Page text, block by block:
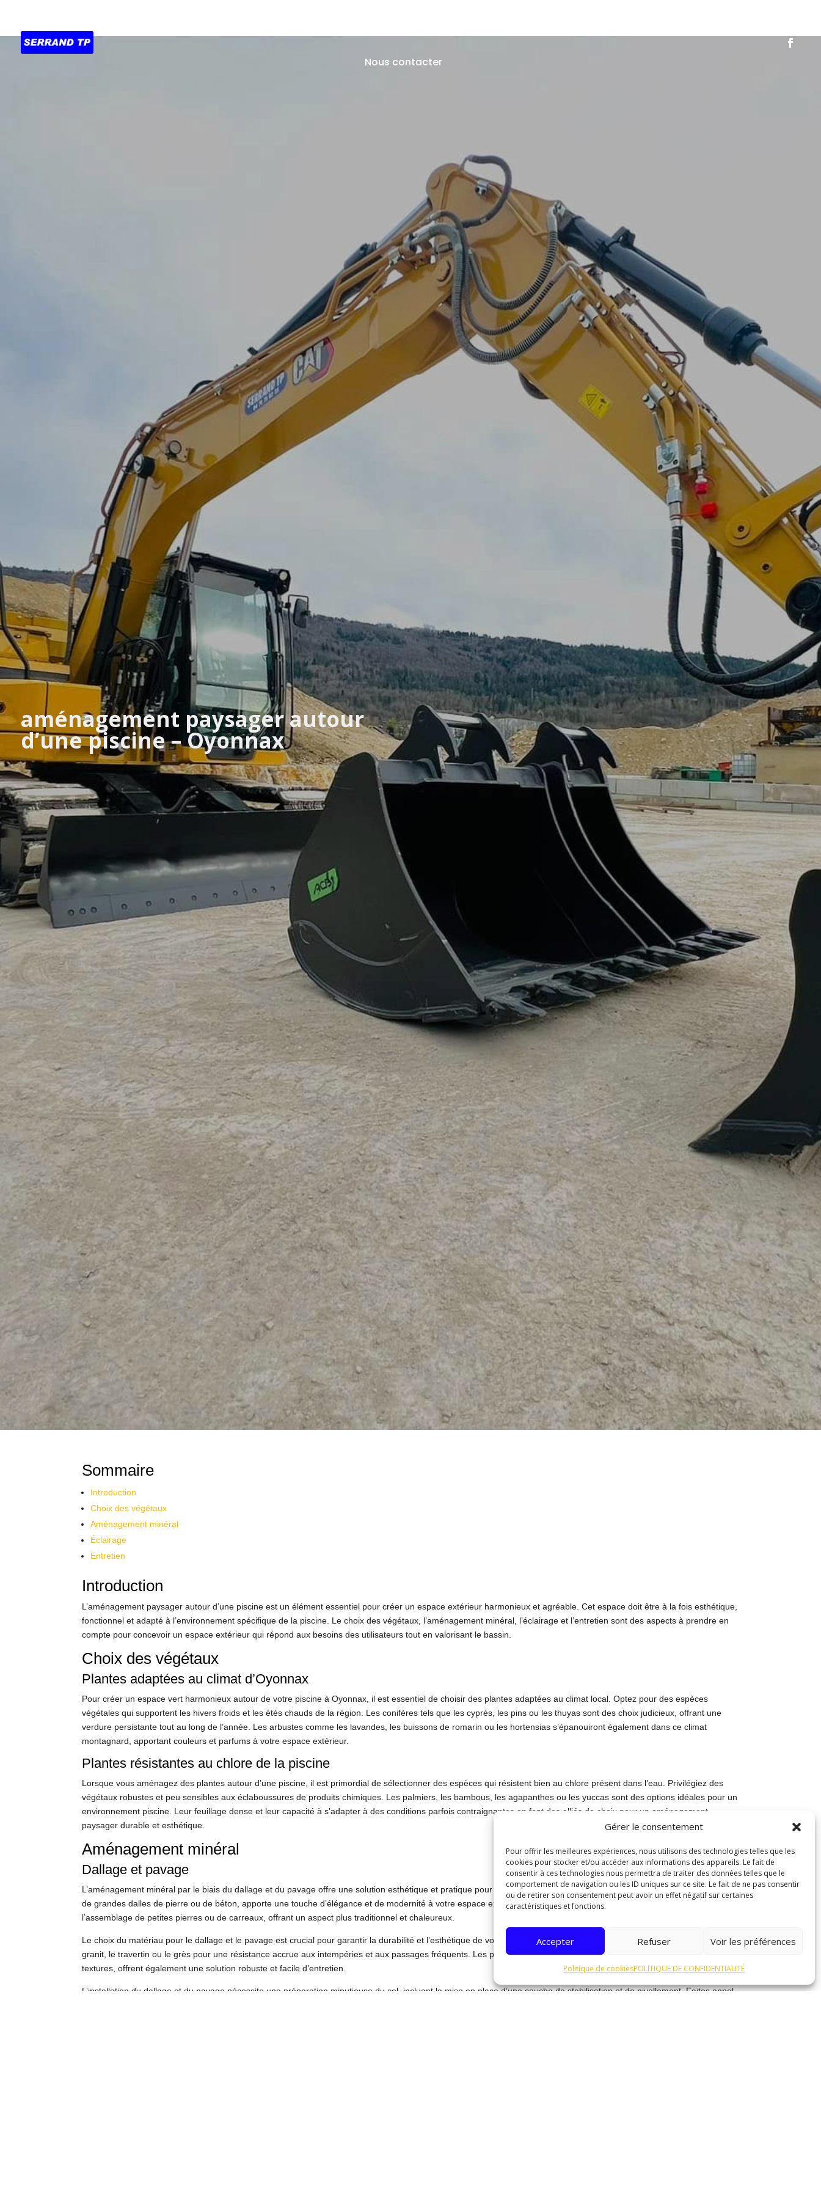
Gérer le consentement
Pour offrir les meilleures expériences, nous utilisons des technologies telles que les
cookies pour stocker et/ou accéder aux informations des appareils. Le fait de
consentir à ces technologies nous permettra de traiter des données telles que le
comportement de navigation ou les ID uniques sur ce site. Le fait de ne pas consentir
ou de retirer son consentement peut avoir un effet négatif sur certaines
caractéristiques et fonctions.
Accepter Refuser Voir les préférences
Politique de cookiesPOLITIQUE DE CONFIDENTIALITÉ
Nous contacter
aménagement paysager autour
d’une piscine – Oyonnax
Sommaire
Introduction
Choix des végétaux
Aménagement minéral
Éclairage
Entretien
Introduction
L’aménagement paysager autour d’une piscine est un élément essentiel pour créer un espace extérieur harmonieux et agréable. Cet espace doit être à la fois esthétique,
fonctionnel et adapté à l’environnement spécifique de la piscine. Le choix des végétaux, l’aménagement minéral, l’éclairage et l’entretien sont des aspects à prendre en
compte pour concevoir un espace extérieur qui répond aux besoins des utilisateurs tout en valorisant le bassin.
Choix des végétaux
Plantes adaptées au climat d’Oyonnax
Pour créer un espace vert harmonieux autour de votre piscine à Oyonnax, il est essentiel de choisir des plantes adaptées au climat local. Optez pour des espèces
végétales qui supportent les hivers froids et les étés chauds de la région. Les conifères tels que les cyprès, les pins ou les thuyas sont des choix judicieux, offrant une
verdure persistante tout au long de l’année. Les arbustes comme les lavandes, les buissons de romarin ou les hortensias s’épanouiront également dans ce climat
montagnard, apportant couleurs et parfums à votre espace extérieur.
Plantes résistantes au chlore de la piscine
Lorsque vous aménagez des plantes autour d’une piscine, il est primordial de sélectionner des espèces qui résistent bien au chlore présent dans l’eau. Privilégiez des
végétaux robustes et peu sensibles aux éclaboussures de produits chimiques. Les palmiers, les bambous, les agapanthes ou les yuccas sont des options idéales pour un
environnement piscine. Leur feuillage dense et leur capacité à s’adapter à des conditions parfois contraignantes en font des alliés de choix pour un aménagement
paysager durable et esthétique.
Aménagement minéral
Dallage et pavage
L’aménagement minéral par le biais du dallage et du pavage offre une solution esthétique et pratique pour les abords de votre piscine à Oyonnax. Le dallage, constitué
de grandes dalles de pierre ou de béton, apporte une touche d’élégance et de modernité à votre espace extérieur. Le pavage, quant à lui, se caractérise par
l’assemblage de petites pierres ou de carreaux, offrant un aspect plus traditionnel et chaleureux.
Le choix du matériau pour le dallage et le pavage est crucial pour garantir la durabilité et l’esthétique de votre aménagement. Optez pour des pierres naturelles comme le
granit, le travertin ou le grès pour une résistance accrue aux intempéries et aux passages fréquents. Les pavés en béton, disponibles dans une variété de couleurs et de
textures, offrent également une solution robuste et facile d’entretien.
L’installation du dallage et du pavage nécessite une préparation minutieuse du sol, incluant la mise en place d’une couche de stabilisation et de nivellement. Faites appel